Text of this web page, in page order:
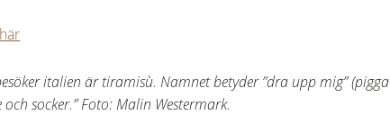
italien är tiramisù. Namnet betyder ”dra upp mig”
socker.” Foto: Malin Westermark.